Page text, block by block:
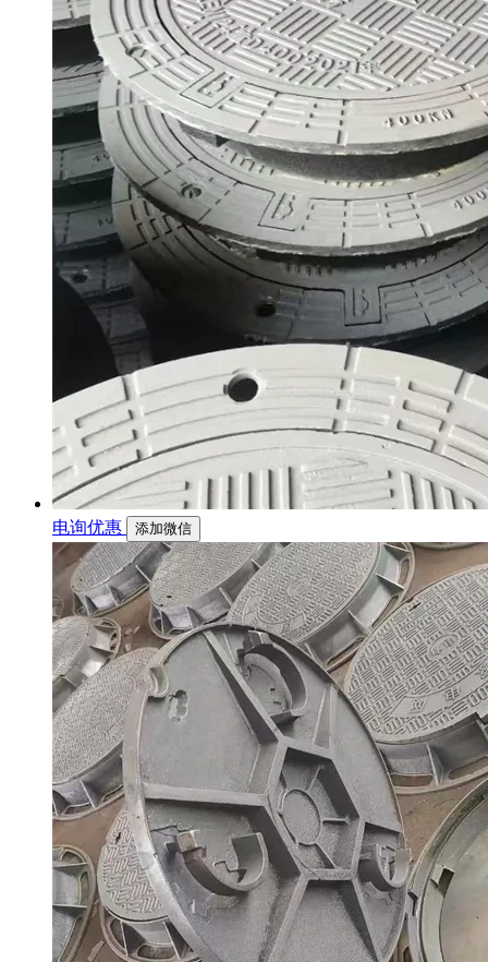
电询优惠 添加微信